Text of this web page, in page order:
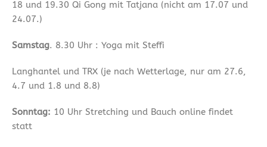
18 und 19.30 Qi Gong mit Tatjana (nicht am 17.07 und
24.07.)
Samstag. 8.30 Uhr : Yoga mit Steffi
Langhantel und TRX (je nach Wetterlage, nur am 27.6,
4.7 und 1.8 und 8.8)
Sonntag: 10 Uhr Stretching und Bauch online findet
statt